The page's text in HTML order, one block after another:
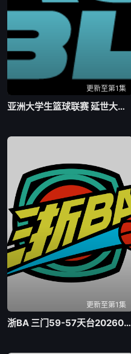
更新至第1集
亚洲大学生篮球联赛 延世大学VS北京大学20260804
更新至第1集
浙BA 三门59-57天台20260805